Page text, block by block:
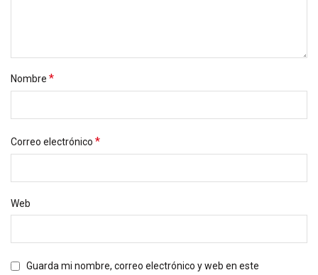
Nombre *
Correo electrónico *
Web
Guarda mi nombre, correo electrónico y web en este